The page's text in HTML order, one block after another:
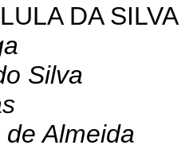
DA SILVA
Silva
Almeida